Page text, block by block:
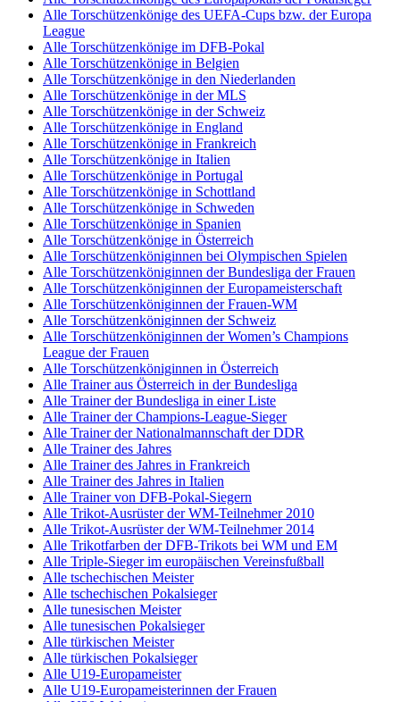
Alle Torschützenkönige des UEFA-Cups bzw. der Europa
League
Alle Torschützenkönige im DFB-Pokal
Alle Torschützenkönige in Belgien
Alle Torschützenkönige in den Niederlanden
Alle Torschützenkönige in der MLS
Alle Torschützenkönige in der Schweiz
Alle Torschützenkönige in England
Alle Torschützenkönige in Frankreich
Alle Torschützenkönige in Italien
Alle Torschützenkönige in Portugal
Alle Torschützenkönige in Schottland
Alle Torschützenkönige in Schweden
Alle Torschützenkönige in Spanien
Alle Torschützenkönige in Österreich
Alle Torschützenköniginnen bei Olympischen Spielen
Alle Torschützenköniginnen der Bundesliga der Frauen
Alle Torschützenköniginnen der Europameisterschaft
Alle Torschützenköniginnen der Frauen-WM
Alle Torschützenköniginnen der Schweiz
Alle Torschützenköniginnen der Women’s Champions
League der Frauen
Alle Torschützenköniginnen in Österreich
Alle Trainer aus Österreich in der Bundesliga
Alle Trainer der Bundesliga in einer Liste
Alle Trainer der Champions-League-Sieger
Alle Trainer der Nationalmannschaft der DDR
Alle Trainer des Jahres
Alle Trainer des Jahres in Frankreich
Alle Trainer des Jahres in Italien
Alle Trainer von DFB-Pokal-Siegern
Alle Trikot-Ausrüster der WM-Teilnehmer 2010
Alle Trikot-Ausrüster der WM-Teilnehmer 2014
Alle Trikotfarben der DFB-Trikots bei WM und EM
Alle Triple-Sieger im europäischen Vereinsfußball
Alle tschechischen Meister
Alle tschechischen Pokalsieger
Alle tunesischen Meister
Alle tunesischen Pokalsieger
Alle türkischen Meister
Alle türkischen Pokalsieger
Alle U19-Europameister
Alle U19-Europameisterinnen der Frauen